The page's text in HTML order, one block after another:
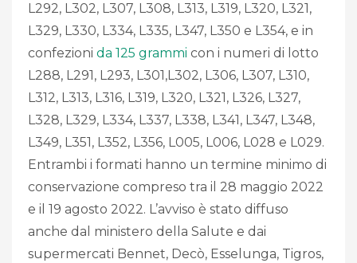
L292, L302, L307, L308, L313, L319, L320, L321,
L329, L330, L334, L335, L347, L350 e L354, e in
confezioni da 125 grammi con i numeri di lotto
L288, L291, L293, L301,L302, L306, L307, L310,
L312, L313, L316, L319, L320, L321, L326, L327,
L328, L329, L334, L337, L338, L341, L347, L348,
L349, L351, L352, L356, L005, L006, L028 e L029.
Entrambi i formati hanno un termine minimo di
conservazione compreso tra il 28 maggio 2022
e il 19 agosto 2022. L’avviso è stato diffuso
anche dal ministero della Salute e dai
supermercati Bennet, Decò, Esselunga, Tigros,